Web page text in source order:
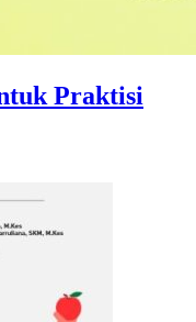
Praktisi